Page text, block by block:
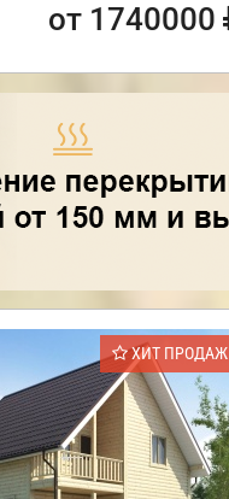
от 1740000
ХИТ ПРОДАЖ